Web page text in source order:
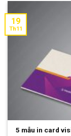
5 mẫu in card
19
Th11